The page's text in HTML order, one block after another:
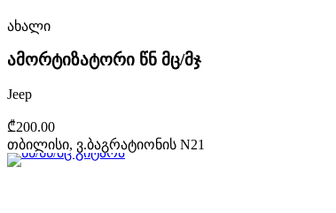
ახალი
ამორტიზატორი წნ მც/მჯ
Jeep
₾200.00
თბილისი, ვ.ბაგრატიონის N21